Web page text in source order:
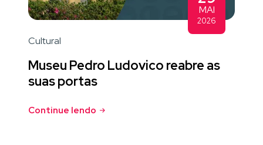
MAI
2026
Cultural
Museu Pedro Ludovico reabre as
suas portas
Continue lendo